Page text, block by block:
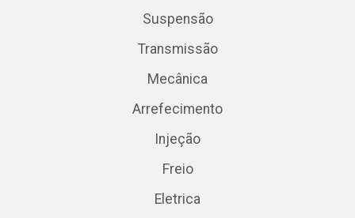
Suspensão
Transmissão
Mecânica
Arrefecimento
Injeção
Freio
Eletrica